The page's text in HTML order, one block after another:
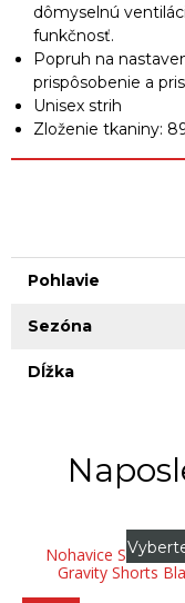
dômyselnú
funkčnosť.
Popruh na
prispôsobenie a
Unisex strih
Zloženie tkaniny:
Pohlavie
Sezóna
Dĺžka
Nohavice
Gravity Shorts